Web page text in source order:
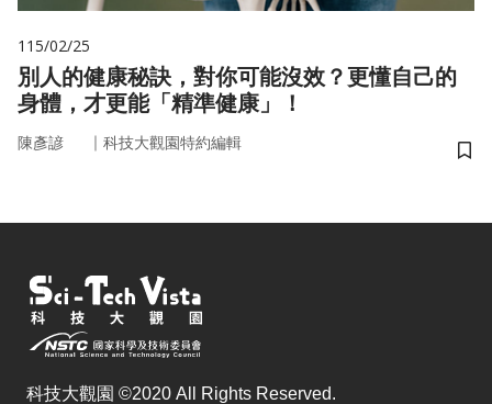
115/02/25
別人的健康秘訣，對你可能沒效？更懂自己的
身體，才更能「精準健康」！
陳彥諺 ｜ 科技大觀園特約編輯
儲
科技大觀園 ©2020 All Rights Reserved.